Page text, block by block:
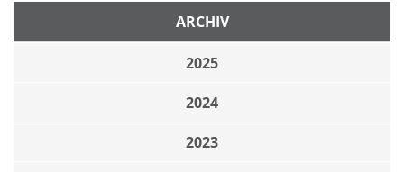
ARCHIV
2025
2024
2023